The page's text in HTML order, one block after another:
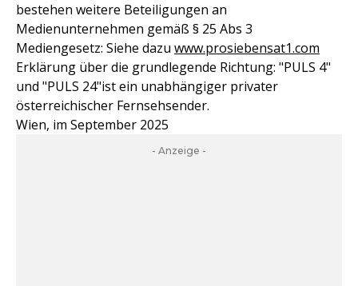
bestehen weitere Beteiligungen an
Medienunternehmen gemäß § 25 Abs 3
Mediengesetz: Siehe dazu www.prosiebensat1.com
Erklärung über die grundlegende Richtung: "PULS 4"
und "PULS 24"ist ein unabhängiger privater
österreichischer Fernsehsender.
Wien, im September 2025
- Anzeige -